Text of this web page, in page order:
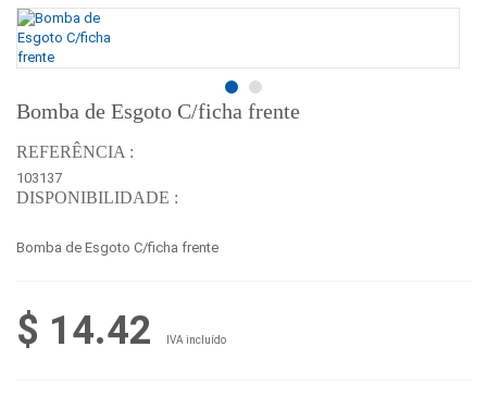
Bomba de Esgoto C/ficha frente
REFERÊNCIA :
103137
DISPONIBILIDADE :
Bomba de Esgoto C/ficha frente
$ 14.42 IVA incluído